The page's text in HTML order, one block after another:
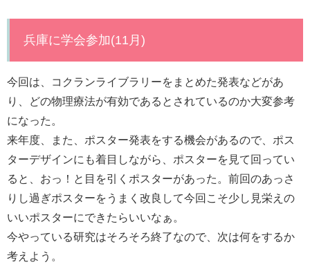
兵庫に学会参加(11月)
今回は、コクランライブラリーをまとめた発表などがあ
り、どの物理療法が有効であるとされているのか大変参考
になった。
来年度、また、ポスター発表をする機会があるので、ポス
ターデザインにも着目しながら、ポスターを見て回ってい
ると、おっ！と目を引くポスターがあった。前回のあっさ
りし過ぎポスターをうまく改良して今回こそ少し見栄えの
いいポスターにできたらいいなぁ。
今やっている研究はそろそろ終了なので、次は何をするか
考えよう。